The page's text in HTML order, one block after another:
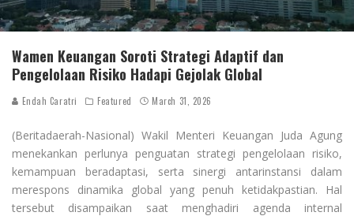
Wamen Keuangan Soroti Strategi Adaptif dan
Pengelolaan Risiko Hadapi Gejolak Global
Endah Caratri Featured March 31, 2026
(Beritadaerah-Nasional) Wakil Menteri Keuangan Juda Agung
menekankan perlunya penguatan strategi pengelolaan risiko,
kemampuan beradaptasi, serta sinergi antarinstansi dalam
merespons dinamika global yang penuh ketidakpastian. Hal
tersebut disampaikan saat menghadiri agenda internal